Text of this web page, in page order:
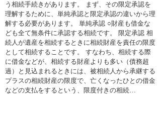
う相続手続きがあります。 まず、その限定承認を
理解するために、単純承認と限定承認の違いから理
解する必要があります。 単純承認 ○財産も借金な
ども全て無条件に承認する相続です。 限定承認 相
続人が遺産を相続するときに相続財産を責任の限度
として相続することです。 すなわち、相続する際
に借金などが、相続する財産よりも多い（債務超
過）と見込まれるときには、被相続人から承継する
プラスの相続財産の限度で、亡くなったひとの借金
などの支払をするという、限度付きの相続…